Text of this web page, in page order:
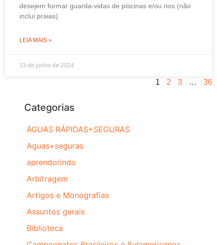
desejem formar guarda-vidas de piscinas e/ou rios (não
inclui praias)
LEIA MAIS »
13 de junho de 2024
1 2 3 … 36
Categorias
ÁGUAS RÁPIDAS+SEGURAS
Aguas+seguras
aprendorindo
Arbitragem
Artigos e Monografias
Assuntos gerais
Biblioteca